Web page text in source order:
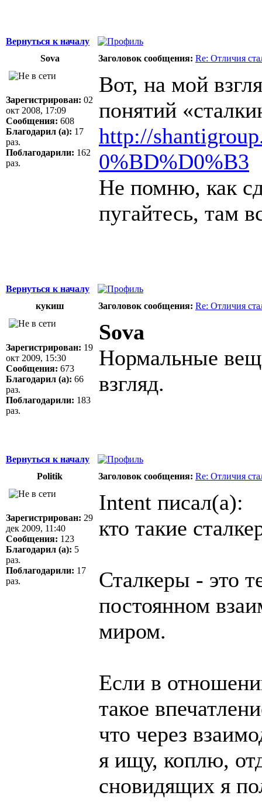
Вернуться к началу
Sova
Заголовок сообщения: Re: Отличия
Зарегистрирован: 02
окт 2008, 17:09
Сообщения: 608
Благодарил (а): 17
раз.
Поблагодарили: 162
раз.
Вот, на мой
понятий
http://
0%BD%D0%B3
Не помню, как
пугайтесь, там
Вернуться к началу
кукиш
Заголовок сообщения: Re: Отличия
Зарегистрирован: 19
окт 2009, 15:30
Сообщения: 673
Благодарил (а): 66
раз.
Поблагодарили: 183
раз.
Sova
Нормальные
взгляд.
Вернуться к началу
Politik
Заголовок сообщения: Re: Отличия
Зарегистрирован: 29
дек 2009, 11:40
Сообщения: 123
Благодарил (а): 5
раз.
Поблагодарили: 17
раз.
Intent писал(а):
кто такие
Сталкеры - это
постоянном
миром.
Если в
такое
что через
я ищу, коплю,
сновидящих я